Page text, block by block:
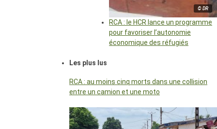
© DR
RCA : le HCR lance un programme
pour favoriser l’autonomie
économique des réfugiés
Les plus lus
RCA : au moins cinq morts dans une collision
entre un camion et une moto